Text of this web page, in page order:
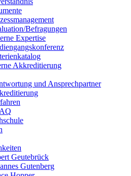
Befragungen
Expertise
Akkreditierung
und Ansprechpartner
Geutebrück
Gutenberg